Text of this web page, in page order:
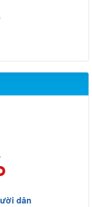
dân